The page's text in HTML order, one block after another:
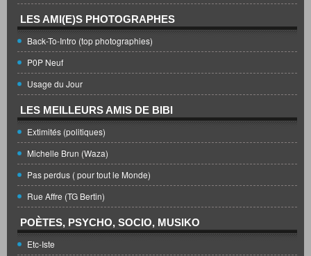
LES AMI(E)S PHOTOGRAPHES
Back-To-Intro (top photographies)
P0P Neuf
Usage du Jour
LES MEILLEURS AMIS DE BIBI
Extimités (politiques)
Michelle Brun (Waza)
Pas perdus ( pour tout le Monde)
Rue Affre (TG Bertin)
POÈTES, PSYCHO, SOCIO, MUSIKO
Etc-Iste